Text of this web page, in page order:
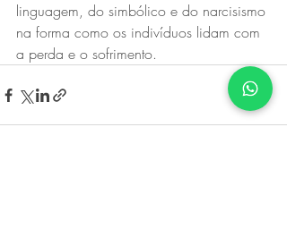
linguagem, do simbólico e do narcisismo
na forma como os indivíduos lidam com
a perda e o sofrimento.